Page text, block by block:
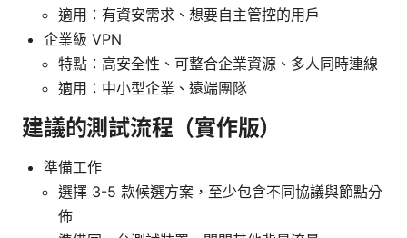
適用：有資安需求、想要自主管控的用戶
企業級 VPN
特點：高安全性、可整合企業資源、多人同時連線
適用：中小型企業、遠端團隊
建議的測試流程（實作版）
準備工作
選擇 3-5 款候選方案，至少包含不同協議與節點分
佈